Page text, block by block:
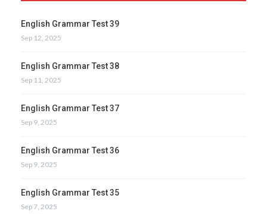
English Grammar Test 39
Sep 12, 2025
English Grammar Test 38
Sep 11, 2025
English Grammar Test 37
Sep 9, 2025
English Grammar Test 36
Sep 9, 2025
English Grammar Test 35
Sep 7, 2025